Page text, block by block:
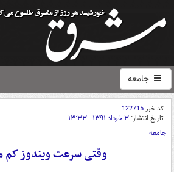
جامعه
کد خبر122715
تاریخ انتشار: ۳ خرداد ۱۳۹۱ - ۱۳:۳۳
جامعه
وقتی سرعت ویندوز کم